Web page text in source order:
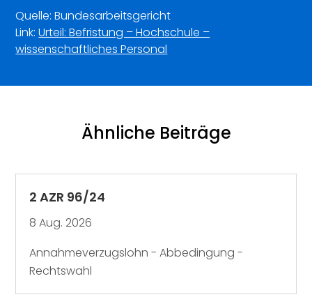
Quelle: Bundesarbeitsgericht
Link:Urteil: Befristung – Hochschule –
wissenschaftliches Personal
Ähnliche Beiträge
2 AZR 96/24
8 Aug. 2026
Annahmeverzugslohn - Abbedingung -
Rechtswahl